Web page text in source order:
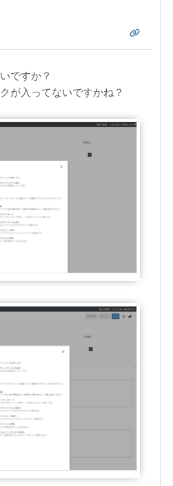
ですか？
が入ってないですかね？